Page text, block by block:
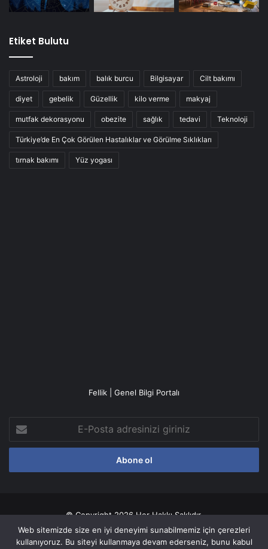
Etiket Bulutu
Astroloji bakım balık burcu Bilgisayar Cilt bakımı
diyet gebelik Güzellik kilo verme makyaj
mutfak dekorasyonu obezite sağlık tedavi Teknoloji
Türkiye’de En Çok Görülen Hastalıklar ve Görülme Sıklıkları
tırnak bakımı Yüz yogası
Fellik | Genel Bilgi Portalı
Posta
adresinizi
© Copyright 2026 Her Hakkı Saklıdır.
Gizlilik politikası
Web sitemizde size en iyi deneyimi sunabilmemiz için çerezleri
kullanıyoruz. Bu siteyi kullanmaya devam ederseniz, bunu kabul